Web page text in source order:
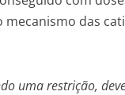
das
uma restrição,